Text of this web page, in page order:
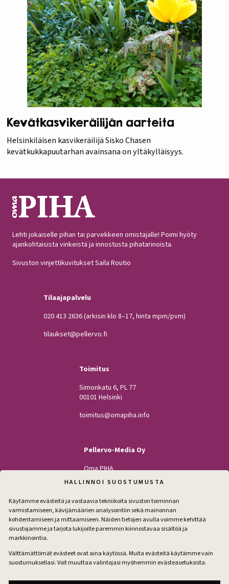
HALLINNOI SUOSTUMUSTA
Käytämme evästeitä ja vastaavia tekniikoita sivuston toiminnan
varmistamiseen, kävijämäärien analysointiin sekä mainonnan
kohdentamiseen ja mittaamiseen. Näiden tietojen avulla voimme kehittää
sivustojamme ja tarjota lukijoille paremmin kiinnostavaa sisältöä ja
markkinointia.
Välttämättömät evästeet ovat aina käytössä. Muita evästeitä käytämme vain
suostumuksellasi. Voit muuttaa valintojasi myöhemmin evästeasetuksista.
Kevätkasvikeräilijän aarteita
Helsinkiläisen kasvikeräilijä Sisko Chasen
kevätkukkapuutarhan avainsana on yltäkylläisyys.
Lehti jokaiselle pihan tai parvekkeen omistajalle! Poimi hyöty
ajankohtaisista vinkeistä ja innostusta pihatarinoista.
Sivuston vinjettikuvitukset Saila Routio
Tilaajapalvelu
020 413 2636(arkisin klo 8–17, hinta mpm/pvm)
tilaukset@pellervo.fi
Toimitus
Simonkatu 6, PL 77
00101 Helsinki
toimitus@omapiha.info
Pellervo-Media Oy
Oma PIHA
Kodin Pellervo
Maatilan Pellervo
Facebook
Instagram